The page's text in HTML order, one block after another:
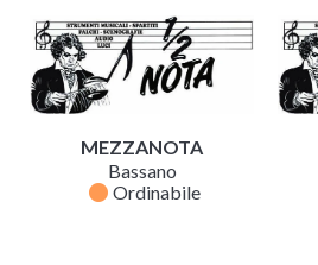
MEZZANOTA
Bassano
fiber_manual_record Ordinabile